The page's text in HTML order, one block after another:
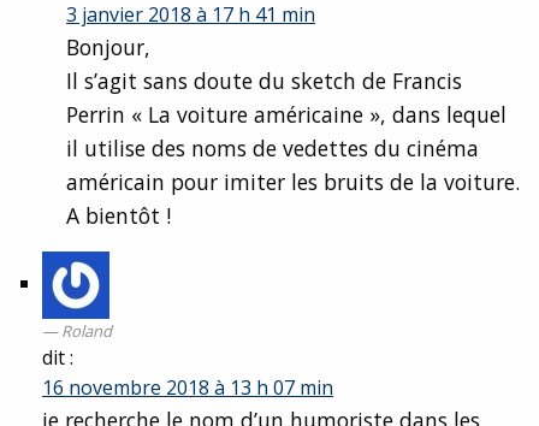
3 janvier 2018 à 17 h 41 min
Bonjour,
Il s’agit sans doute du sketch de Francis
Perrin « La voiture américaine », dans lequel
il utilise des noms de vedettes du cinéma
américain pour imiter les bruits de la voiture.
A bientôt !
Roland
dit :
16 novembre 2018 à 13 h 07 min
je recherche le nom d’un humoriste dans les